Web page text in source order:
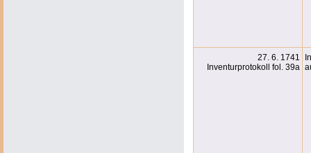
27. 6. 1741
Inventurprotokoll fol. 39a